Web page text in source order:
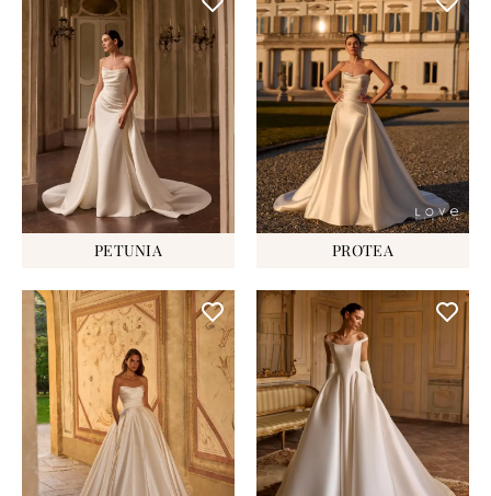
PETUNIA PROTEA